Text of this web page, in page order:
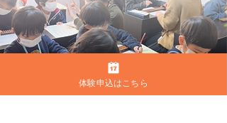
体験申込はこちら